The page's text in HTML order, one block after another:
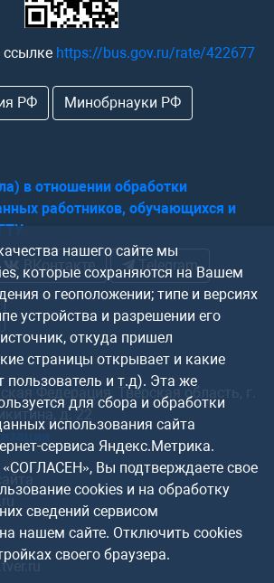
нашего сайте мы
которые сохраняются на Вашем
о геоположении; типе и версиях
устройства и разрешении его
откуда пришел
страницы открывает и какие
пользователь и т.д). Эта же
для сбора и обработки
использования сайта
сервиса Яндекс.Метрика.
Вы подтверждаете свое
cookies и на обработку
сведений сервисом
нашем сайте. Отключить cookies
своего браузера.
ссылке https://bus.gov.ru/rate/422677
РФ Минобрнауки РФ
в отношении обработки
работников, обучающихся и
ВКонтакте Telegram
Федерация, Тверская область, г.
д. 22